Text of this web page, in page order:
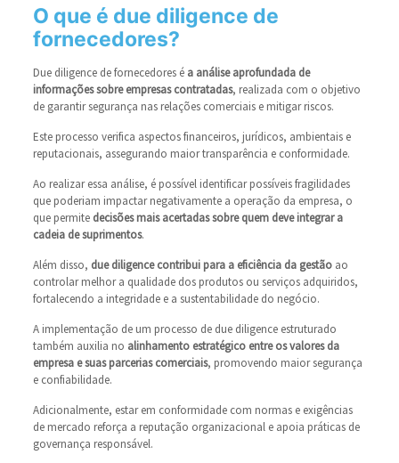
O que é due diligence de
fornecedores?
Due diligence de fornecedores é a análise aprofundada de
informações sobre empresas contratadas, realizada com o objetivo
de garantir segurança nas relações comerciais e mitigar riscos.
Este processo verifica aspectos financeiros, jurídicos, ambientais e
reputacionais, assegurando maior transparência e conformidade.
Ao realizar essa análise, é possível identificar possíveis fragilidades
que poderiam impactar negativamente a operação da empresa, o
que permite decisões mais acertadas sobre quem deve integrar a
cadeia de suprimentos.
Além disso, due diligence contribui para a eficiência da gestãoao
controlar melhor a qualidade dos produtos ou serviços adquiridos,
fortalecendo a integridade e a sustentabilidade do negócio.
A implementação de um processo de due diligence estruturado
também auxilia no alinhamento estratégico entre os valores da
empresa e suas parcerias comerciais, promovendo maior segurança
e confiabilidade.
Adicionalmente, estar em conformidade com normas e exigências
de mercado reforça a reputação organizacional e apoia práticas de
governança responsável.